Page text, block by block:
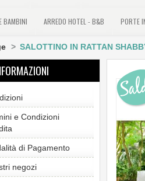
BAMBINI ARREDO HOTEL - B&B PORTE
> SALOTTINO IN RATTAN
e Condizioni
di Pagamento
negozi